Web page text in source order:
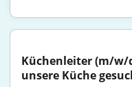
Küchenleiter (m/w/
unsere Küche